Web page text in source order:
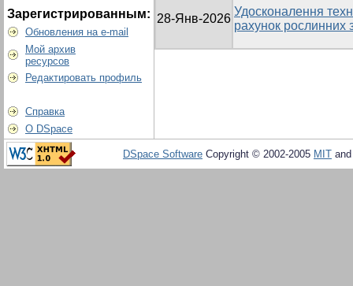
Зарегистрированным:
Обновления на e-mail
Мой архив
ресурсов
Редактировать профиль
Справка
О DSpace
28-Янв-2026
Удосконалення
рахунок рослинних
DSpace Software Copyright © 2002-2005 MIT